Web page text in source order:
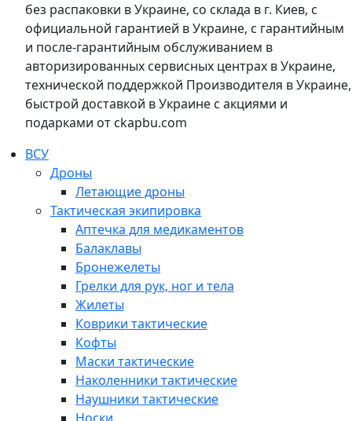
без распаковки в Украине, со склада в г. Киев, с
официальной гарантией в Украине, с гарантийным
и после-гарантийным обслуживанием в
авторизированных сервисных центрах в Украине,
технической поддержкой Производителя в Украине,
быстрой доставкой в Украине с акциями и
подарками от ckapbu.com
ВСУ
Дроны
Летающие дроны
Тактическая экипировка
Аптечка для медикаментов
Балаклавы
Бронежелеты
Грелки для рук, ног и тела
Жилеты
Коврики тактические
Кофты
Маски тактические
Наколенники тактические
Наушники тактические